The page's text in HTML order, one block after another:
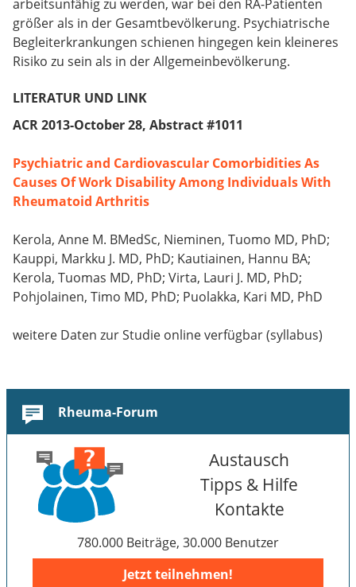
arbeitsunfähig zu werden, war bei den RA-Patienten
größer als in der Gesamtbevölkerung. Psychiatrische
Begleiterkrankungen schienen hingegen kein kleineres
Risiko zu sein als in der Allgemeinbevölkerung.
LITERATUR UND LINK
ACR 2013-October 28, Abstract #1011
Psychiatric and Cardiovascular Comorbidities As
Causes Of Work Disability Among Individuals With
Rheumatoid Arthritis
Kerola, Anne M. BMedSc, Nieminen, Tuomo MD, PhD;
Kauppi, Markku J. MD, PhD; Kautiainen, Hannu BA;
Kerola, Tuomas MD, PhD; Virta, Lauri J. MD, PhD;
Pohjolainen, Timo MD, PhD; Puolakka, Kari MD, PhD
weitere Daten zur Studie online verfügbar (syllabus)
Rheuma-Forum
Austausch
Tipps & Hilfe
Kontakte
780.000 Beiträge, 30.000 Benutzer
Jetzt teilnehmen!